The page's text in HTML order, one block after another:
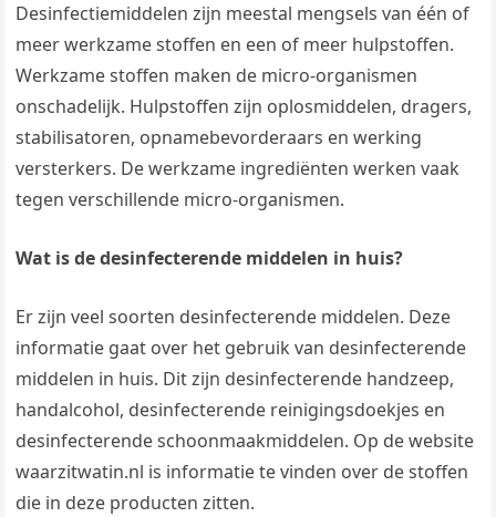
Desinfectiemiddelen zijn meestal mengsels van één of
meer werkzame stoffen en een of meer hulpstoffen.
Werkzame stoffen maken de micro-organismen
onschadelijk. Hulpstoffen zijn oplosmiddelen, dragers,
stabilisatoren, opnamebevorderaars en werking
versterkers. De werkzame ingrediënten werken vaak
tegen verschillende micro-organismen.
Wat is de desinfecterende middelen in huis?
Er zijn veel soorten desinfecterende middelen. Deze
informatie gaat over het gebruik van desinfecterende
middelen in huis. Dit zijn desinfecterende handzeep,
handalcohol, desinfecterende reinigingsdoekjes en
desinfecterende schoonmaakmiddelen. Op de website
waarzitwatin.nl is informatie te vinden over de stoffen
die in deze producten zitten.